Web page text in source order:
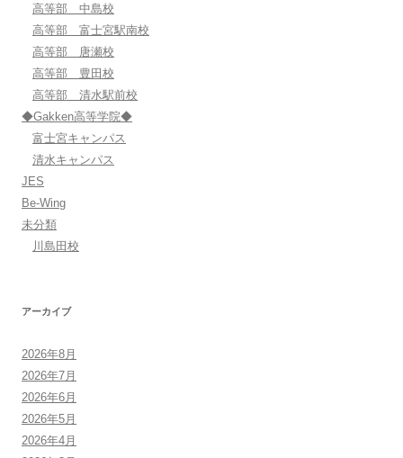
高等部 中島校
高等部 富士宮駅南校
高等部 唐瀬校
高等部 豊田校
高等部 清水駅前校
◆Gakken高等学院◆
富士宮キャンパス
清水キャンパス
JES
Be-Wing
未分類
川島田校
アーカイブ
2026年8月
2026年7月
2026年6月
2026年5月
2026年4月